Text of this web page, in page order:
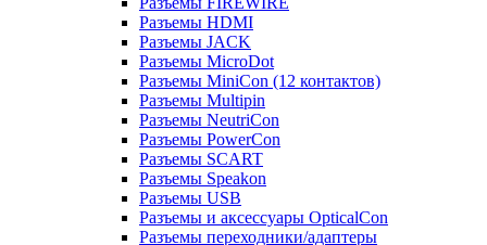
Разъемы HDMI
Разъемы JACK
Разъемы MicroDot
Разъемы MiniCon (12 контактов)
Разъемы Multipin
Разъемы NeutriCon
Разъемы PowerCon
Разъемы SCART
Разъемы Speakon
Разъемы USB
Разъемы и аксессуары OpticalCon
Разъемы переходники/адаптеры